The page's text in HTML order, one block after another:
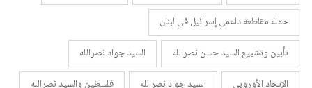
حملة مقاطعة داعمي إسرائيل في لبنان
تأبين وتشييع السيد حسن نصرالله
السيد جواد نصرالله
الإتحاد الأوروبي
السيد جواد نصرالله
فلسطين والسيد نصرالله